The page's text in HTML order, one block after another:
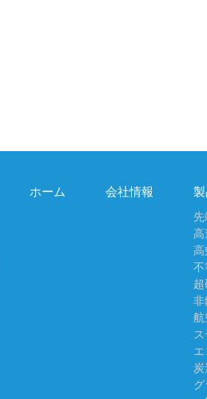
ホーム 会社情報
高
高
不
非
航